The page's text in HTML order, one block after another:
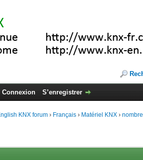
Connexion S’enregistrer
KNX forum › Français › Matériel KNX ›